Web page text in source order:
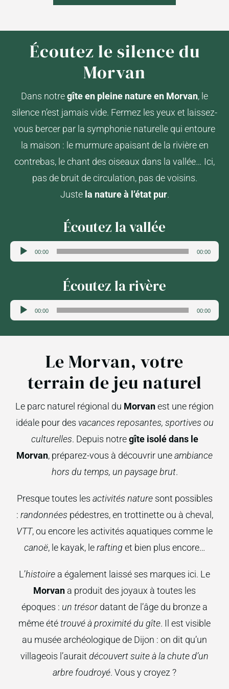
Écoutez le silence du
Morvan
Dans notregîte en pleine nature en Morvan, le
silence n’est jamais vide. Fermez les yeux et laissez-
vous bercer par la symphonie naturelle qui entoure
la maison : le murmure apaisant de la rivière en
contrebas, le chant des oiseaux dans la vallée… Ici,
pas de bruit de circulation, pas de voisins.
Juste la nature à l’état pur.
Écoutez la vallée
Lecteur
audio
00:00 00:00
Écoutez la rivère
Lecteur
audio
00:00 00:00
Le Morvan, votre
terrain de jeu naturel
Le parc naturel régional du Morvanest une région
idéale pour des vacances reposantes, sportives ou
culturelles. Depuis notregîte isolé dans le
Morvan, préparez-vous à découvrir uneambiance
hors du temps, un paysage brut.
Presque toutes les activités naturesont possibles
: randonnées pédestres, en trottinette ou à cheval,
VTT, ou encore les activités aquatiques comme le
canoë, le kayak, lerafting et bien plus encore…
L’histoire a également laissé ses marques ici. Le
Morvan a produit des joyaux à toutes les
époques : un trésordatant de l’âge du bronze a
même ététrouvé à proximité du gîte. Il est visible
au musée archéologique de Dijon : on dit qu’un
villageois l’aurait découvert suite à la chute d’un
arbre foudroyé. Vous y croyez ?